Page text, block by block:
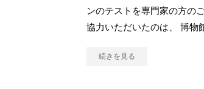
ンのテストを専門家の方の
協力いただいたのは、 博物
続きを見る